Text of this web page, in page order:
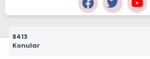
8413
Konular